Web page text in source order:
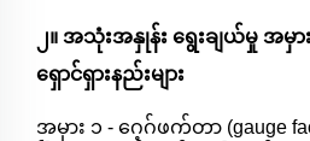
၂။ အသုံးအနှုန်း ရွေးချယ်မှု အမှာ
ရှောင်ရှားနည်းများ
အမှား ၁ - ဂေ့ဂ်ဖက်တာ (gauge